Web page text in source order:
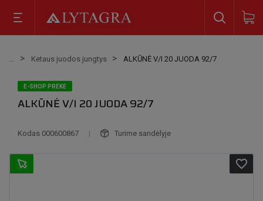
Ketaus juodos jungtys ALKŪNĖ V/I 20 JUODA 92/7
E-SHOP PREKĖ
ALKŪNĖ V/I 20 JUODA 92/7
Kodas 000600867 | Turime sandėlyje
favorite_border